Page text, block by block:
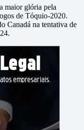
maior glória pela
de Tóquio-2020.
Canadá na tentativa de